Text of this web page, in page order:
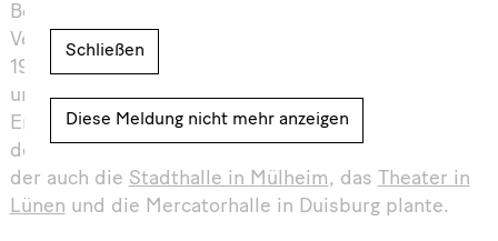
Bochumer
Verwaltungsgebäude der Ruhrstickstoff AG, das
1984 vom Land Nordrhein-Westfalen gekauft wurde
und seitdem als Finanzamt dient.
Entworfen wurde es, wie das Schauspielhaus, von
dem Hannoveraner Architekten Gerhard Graubner,
der auch die Stadthalle in Mülheim, das Theater in
Lünen und die Mercatorhalle in Duisburg plante.
Schließen
Diese Meldung nicht mehr anzeigen